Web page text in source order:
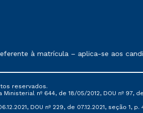
contrato de prestação de serviços.
à matrícula – aplica-se aos
reservados.
nº 644, de 18/05/2012, DOU nº 97,
DOU nº 229, de 07.12.2021, seção 1, p.